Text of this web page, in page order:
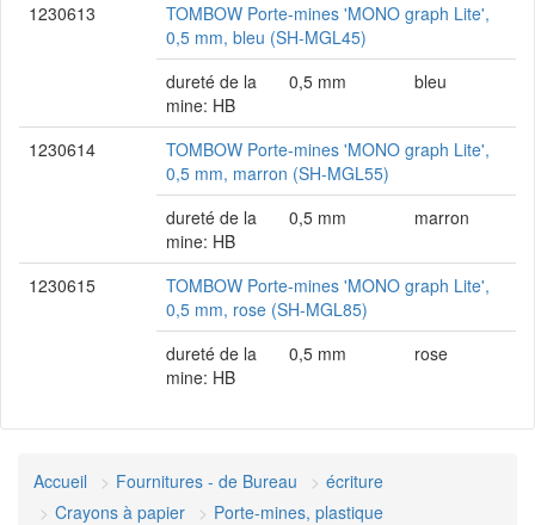
1230613
TOMBOW Porte-mines 'MONO graph Lite',
0,5 mm, bleu (SH-MGL45)
dureté de la
mine: HB
0,5 mm bleu
1230614
TOMBOW Porte-mines 'MONO graph Lite',
0,5 mm, marron (SH-MGL55)
dureté de la
mine: HB
0,5 mm marron
1230615
TOMBOW Porte-mines 'MONO graph Lite',
0,5 mm, rose (SH-MGL85)
dureté de la
mine: HB
0,5 mm rose
Accueil Fournitures - de Bureau
écriture
Crayons à papier
Porte-mines, plastique